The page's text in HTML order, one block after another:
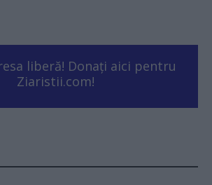
liberă! Donați aici pentru
Ziaristii.com!